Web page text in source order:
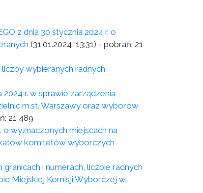
z dnia 30 stycznia 2024 r. o
(31.01.2024, 13:31) - pobrań: 21
wybieranych radnych
r. w sprawie zarządzenia
m.st. Warszawy oraz wyborów
21 489
o wyznaczonych miejscach na
komitetów wyborczych
i numerach, liczbie radnych
Miejskiej Komisji Wyborczej w